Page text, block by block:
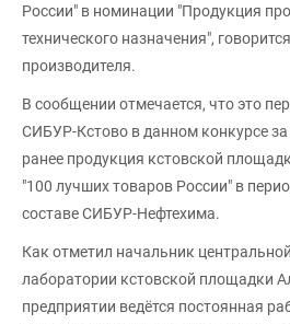
России" в номинации "Продукция
технического назначения",
производителя.
В сообщении отмечается, что это
СИБУР-Кстово в данном конкурсе за
ранее продукция кстовской
"100 лучших товаров России" в
составе СИБУР-Нефтехима.
Как отметил начальник
лаборатории кстовской площадки
предприятии ведётся постоянная